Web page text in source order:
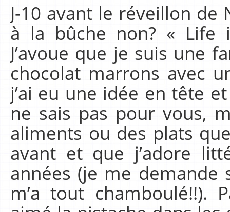
J-10 avant le réveillon
à la bûche non? « Life
J’avoue que je suis une
chocolat marrons avec
j’ai eu une idée en tête
ne sais pas pour vous,
aliments ou des plats
avant et que j’adore
années (je me demande
m’a tout chamboulé!!).